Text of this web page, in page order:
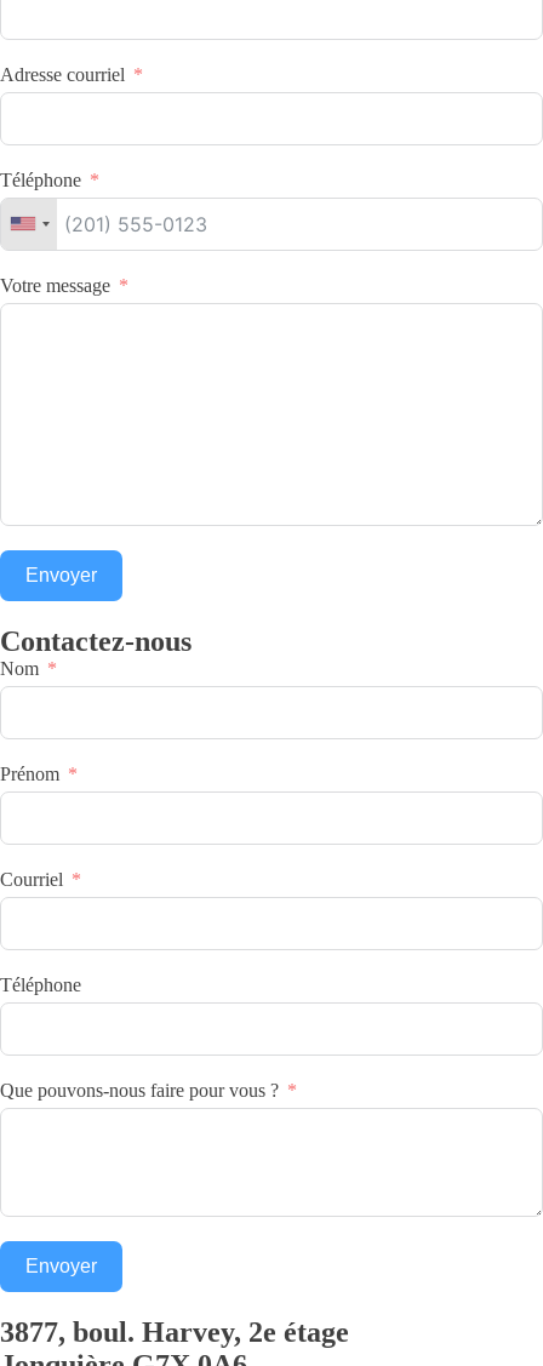
Adresse courriel
Téléphone
Votre message
Envoyer
Contactez-nous
Nom
Prénom
Courriel
Téléphone
Que pouvons-nous faire pour vous ?
Envoyer
3877, boul. Harvey, 2e étage